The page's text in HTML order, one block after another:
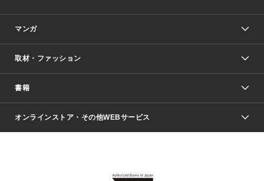
マンガ
少年マンガ
Vジャンプ
週刊ヤングジャンプ
少女マンガ
取材・ファッション
Seventeen
芸能・情報・スポーツ
書籍
文芸・文庫・総合
オンラインストア・その他WEBサービス